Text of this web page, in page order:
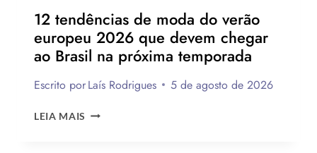
12 tendências de moda do verão
europeu 2026 que devem chegar
ao Brasil na próxima temporada
Escrito porLaís Rodrigues 5 de agosto de 2026
LEIA MAIS